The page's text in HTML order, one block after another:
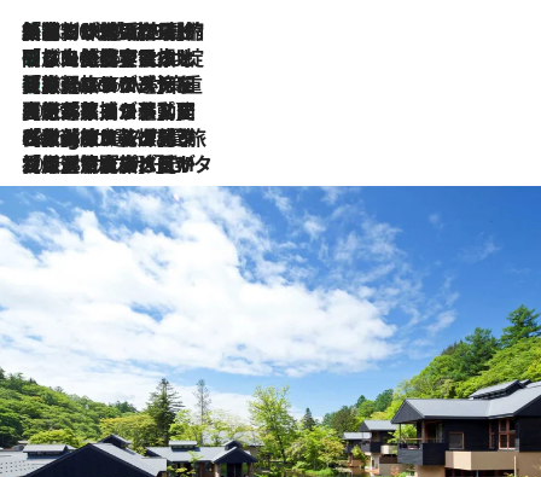
2026.8.6
「荷物が増えるほど旅ストレスは増す」美容ジャーナリストがたどり着いた最終結論。“化粧品を劇的に減らす”感動の凝縮美容とは
2026.8.6
「旅先には金髪ウィッグを持参」日本と同じメイクでは損してる!? 美容ジャーナリストが提案する“掟破りの旅美容”とは
2026.8.6
【厳選旅コスメ】「身軽さ＆UV対策重視！」ヘアアーティストshucoが選んだ夏旅ベストコスメを発表【Mサイズジップ】
2026.8.5
【厳選旅コスメ】国内をあちこち移動する河井菜摘が選んだ夏旅ベストコスメ発表！「リラックスアイテムはマスト」【Mサイズジップ】
2026.8.4
【厳選旅コスメ】「紫外線＆乾燥対策しながらメイク感も！」ヘア＆メイクGeorgeが選んだ夏旅ベストコスメを発表！【Mサイズジップ】
2026.8.3
【厳選旅コスメ】「保湿もタイパ重視！」“サウナ好き”タレント清水みさとが愛用する夏旅ベストコスメを発表！【Mサイズジップ】